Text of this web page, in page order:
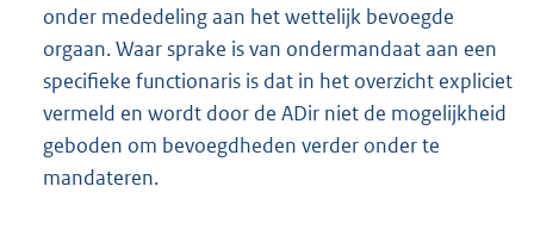
onder mededeling aan het wettelijk bevoegde
orgaan. Waar sprake is van ondermandaat aan een
specifieke functionaris is dat in het overzicht expliciet
vermeld en wordt door de ADir niet de mogelijkheid
geboden om bevoegdheden verder onder te
mandateren.